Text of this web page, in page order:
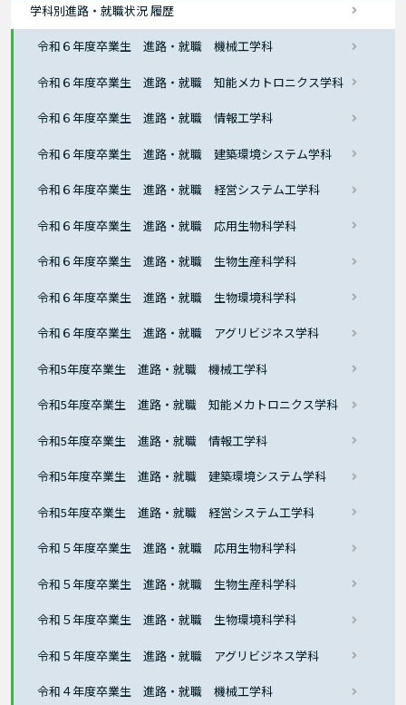
学科別進路・就職状況 履歴
令和６年度卒業生 進路・就職 機械工学科
令和６年度卒業生 進路・就職 知能メカトロニクス学科
令和６年度卒業生 進路・就職 情報工学科
令和６年度卒業生 進路・就職 建築環境システム学科
令和６年度卒業生 進路・就職 経営システム工学科
令和６年度卒業生 進路・就職 応用生物科学科
令和６年度卒業生 進路・就職 生物生産科学科
令和６年度卒業生 進路・就職 生物環境科学科
令和６年度卒業生 進路・就職 アグリビジネス学科
令和5年度卒業生 進路・就職 機械工学科
令和5年度卒業生 進路・就職 知能メカトロニクス学科
令和5年度卒業生 進路・就職 情報工学科
令和5年度卒業生 進路・就職 建築環境システム学科
令和5年度卒業生 進路・就職 経営システム工学科
令和５年度卒業生 進路・就職 応用生物科学科
令和５年度卒業生 進路・就職 生物生産科学科
令和５年度卒業生 進路・就職 生物環境科学科
令和５年度卒業生 進路・就職 アグリビジネス学科
令和４年度卒業生 進路・就職 機械工学科